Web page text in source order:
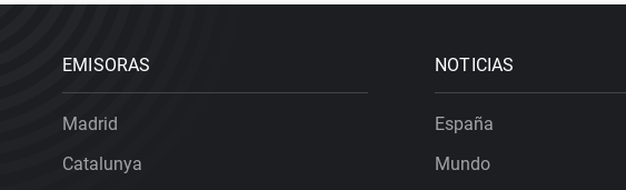
EMISORAS
Madrid
Catalunya
NOTICIAS
España
Mundo